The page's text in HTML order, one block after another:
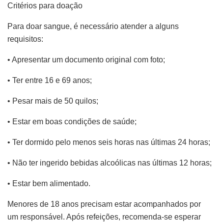
Critérios para doação
Para doar sangue, é necessário atender a alguns
requisitos:
• Apresentar um documento original com foto;
• Ter entre 16 e 69 anos;
• Pesar mais de 50 quilos;
• Estar em boas condições de saúde;
• Ter dormido pelo menos seis horas nas últimas 24 horas;
• Não ter ingerido bebidas alcoólicas nas últimas 12 horas;
• Estar bem alimentado.
Menores de 18 anos precisam estar acompanhados por
um responsável. Após refeições, recomenda-se esperar